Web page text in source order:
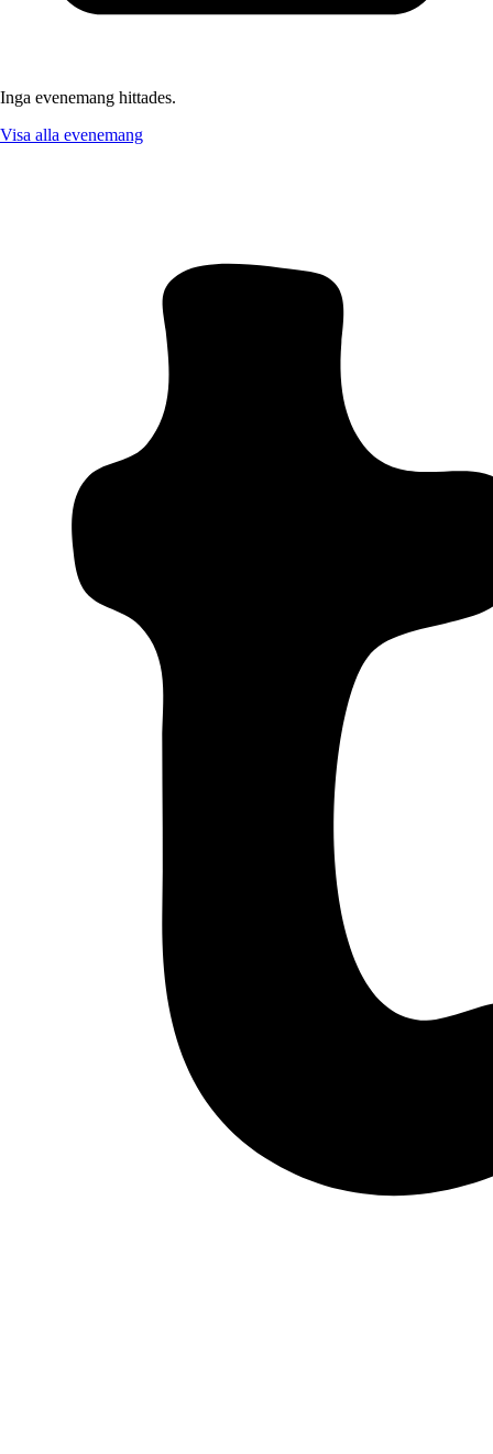
Inga evenemang hittades.
Visa alla evenemang